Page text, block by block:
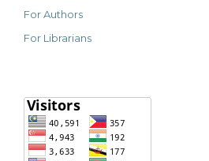
For Authors
For Librarians